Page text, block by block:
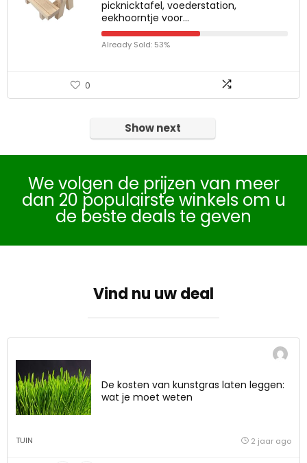
picknicktafel, voederstation,
eekhoorntje voor…
Already Sold: 53%
0
Show next
We volgen de prijzen van meer
dan 20 populairste winkels om u
de beste deals te geven
Vind nu uw deal
De kosten van kunstgras laten leggen:
wat je moet weten
TUIN 2 jaar ago